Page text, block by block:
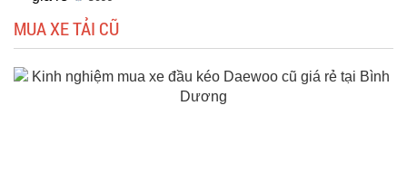
MUA XE TẢI CŨ